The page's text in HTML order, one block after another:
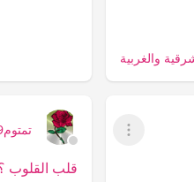
والغربية
عرض القائمة
تمتوم19
قلب القلوب